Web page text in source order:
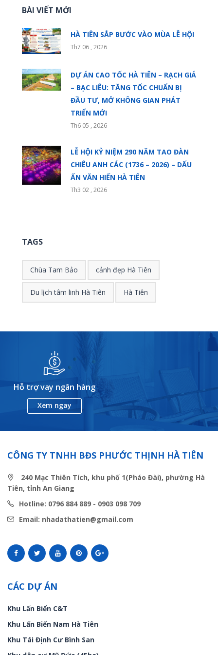
BÀI VIẾT MỚI
HÀ TIÊN SẮP BƯỚC VÀO MÙA LỄ HỘI
Th7 06 , 2026
DỰ ÁN CAO TỐC HÀ TIÊN – RẠCH GIÁ
– BẠC LIÊU: TĂNG TỐC CHUẨN BỊ
ĐẦU TƯ, MỞ KHÔNG GIAN PHÁT
TRIỂN MỚI
Th6 05 , 2026
LỄ HỘI KỶ NIỆM 290 NĂM TAO ĐÀN
CHIÊU ANH CÁC (1736 – 2026) – DẤU
ẤN VĂN HIẾN HÀ TIÊN
Th3 02 , 2026
TAGS
Chùa Tam Bảo cảnh đẹp Hà Tiên
Du lịch tâm linh Hà Tiên Hà Tiên
Hỗ trợ vay ngân hàng
Xem ngay
CÔNG TY TNHH BĐS PHƯỚC THỊNH HÀ TIÊN
240 Mạc Thiên Tích, khu phố 1(Pháo Đài), phường Hà
Tiên, tỉnh An Giang
Hotline: 0796 884 889 - 0903 098 709
Email: nhadathatien@gmail.com
CÁC DỰ ÁN
Khu Lấn Biển C&T
Khu Lấn Biển Nam Hà Tiên
Khu Tái Định Cư Bình San